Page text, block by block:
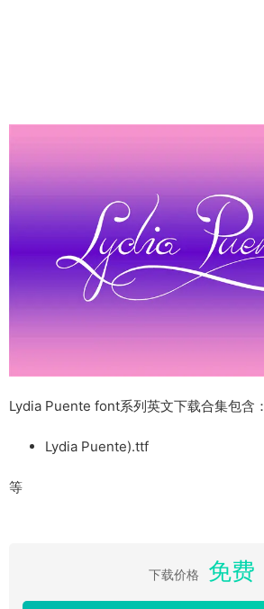
Lydia Puente font系列英文下载合集包含：
Lydia Puente).ttf
等
下载价格 免费